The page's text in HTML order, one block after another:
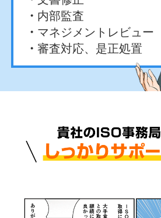
内部監査
マネジメントレビュー
審査対応、是正処置